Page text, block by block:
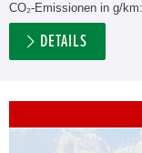
CO₂-Emissionen in g/
DETAILS